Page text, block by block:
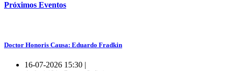
Próximos Eventos
Doctor Honoris Causa: Eduardo Fradkin
16-07-2026 15:30 |